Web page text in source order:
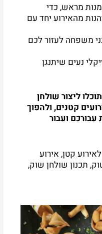
מראש, כדי
מהאירוע יחד עם
משפחה לעזור לכם
נעים שיתנגן
ליצור שולחן
קטנים, ולהפוך
ועבור
קטן, אירוע
תכנון שולחן שוק,